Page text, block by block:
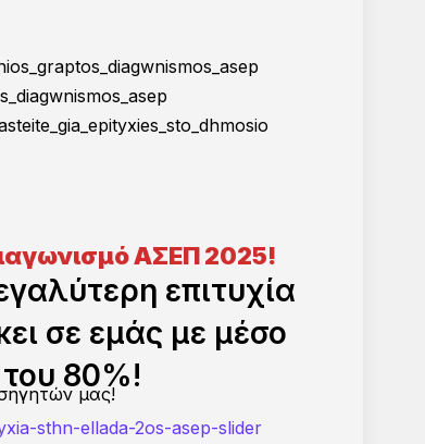
ΑΣΕΠ 2025!
μας!
Δημόσιας Διοίκησης
επιτυχία
σε εμάς με μέσο
80%!